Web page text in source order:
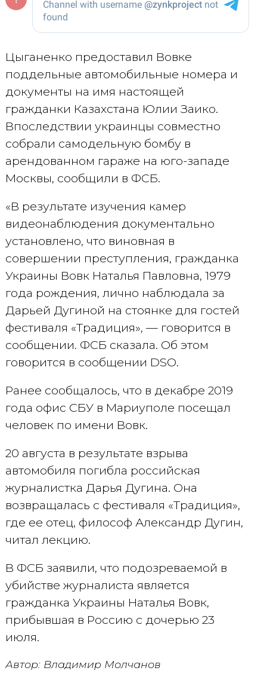
Цыганенко предоставил Вовке
поддельные автомобильные номера и
документы на имя настоящей
гражданки Казахстана Юлии Заико.
Впоследствии украинцы совместно
собрали самодельную бомбу в
арендованном гараже на юго-западе
Москвы, сообщили в ФСБ.
«В результате изучения камер
видеонаблюдения документально
установлено, что виновная в
совершении преступления, гражданка
Украины Вовк Наталья Павловна, 1979
года рождения, лично наблюдала за
Дарьей Дугиной на стоянке для гостей
фестиваля «Традиция», — говорится в
сообщении. ФСБ сказала. Об этом
говорится в сообщении DSO.
Ранее сообщалось, что в декабре 2019
года офис СБУ в Мариуполе посещал
человек по имени Вовк.
20 августа в результате взрыва
автомобиля погибла российская
журналистка Дарья Дугина. Она
возвращалась с фестиваля «Традиция»,
где ее отец, философ Александр Дугин,
читал лекцию.
В ФСБ заявили, что подозреваемой в
убийстве журналиста является
гражданка Украины Наталья Вовк,
прибывшая в Россию с дочерью 23
июля.
Автор: Владимир Молчанов